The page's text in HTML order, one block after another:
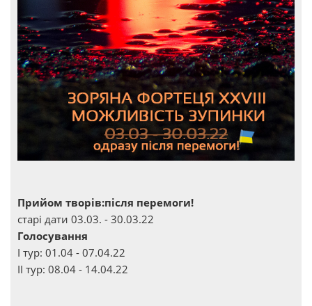
Прийом творів:після перемоги!
старі дати 03.03. - 30.03.22
Голосування
І тур: 01.04 - 07.04.22
ІІ тур: 08.04 - 14.04.22